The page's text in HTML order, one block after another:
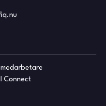
Connect